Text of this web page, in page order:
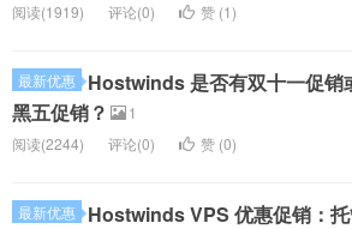
阅读(1919)
评论(0) 赞 (1)
最新优惠
Hostwinds 是否有双十一促销
黑五促销？
1
阅读(2244)
评论(0) 赞 (0)
最新优惠
Hostwinds VPS 优惠促销：